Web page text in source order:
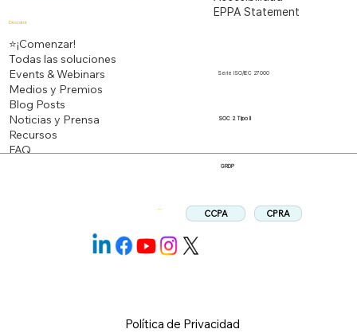
Descubrir
⭐¡Comenzar!
Todas las soluciones
Events & Webinars
Medios y Premios
Blog Posts
Noticias y Prensa
Recursos
FAQ
EPPA Statement
Serie ISO/IEC 27000
Política de Privacidad
SOC 2 Tipo II
GRDP
CCPA CPRA